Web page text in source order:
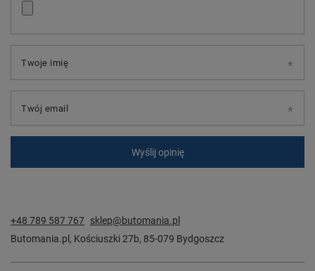
Twoje imię
Twój email
Wyślij opinię
+48 789 587 767 sklep@butomania.pl
Butomania.pl , Kościuszki 27b, 85-079 Bydgoszcz